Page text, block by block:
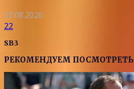
07.08.2026
22
SB3
РЕКОМЕНДУЕМ ПОСМОТРЕТЬ